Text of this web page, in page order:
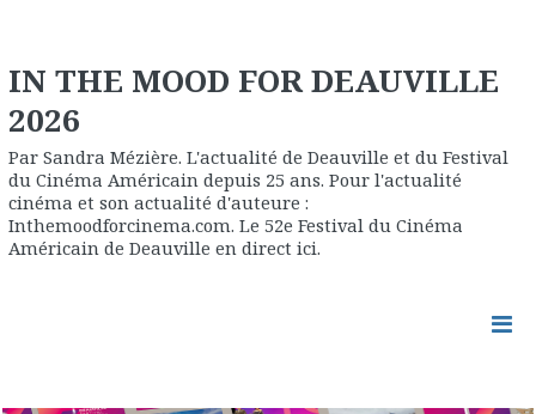
IN THE MOOD FOR DEAUVILLE
2026
Par Sandra Mézière. L'actualité de Deauville et du Festival
du Cinéma Américain depuis 25 ans. Pour l'actualité
cinéma et son actualité d'auteure :
Inthemoodforcinema.com. Le 52e Festival du Cinéma
Américain de Deauville en direct ici.